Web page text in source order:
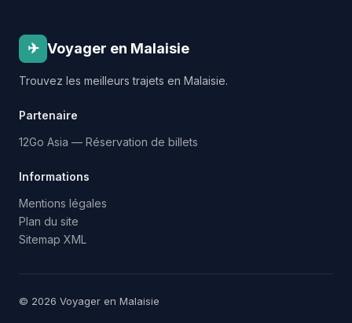
✈ Voyager en Malaisie
Trouvez les meilleurs trajets en Malaisie.
Partenaire
12Go Asia — Réservation de billets
Informations
Mentions légales
Plan du site
Sitemap XML
© 2026 Voyager en Malaisie